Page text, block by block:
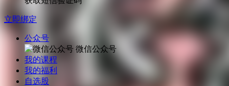
立即绑定
公众号
微信公众号
我的课程
我的福利
自选股